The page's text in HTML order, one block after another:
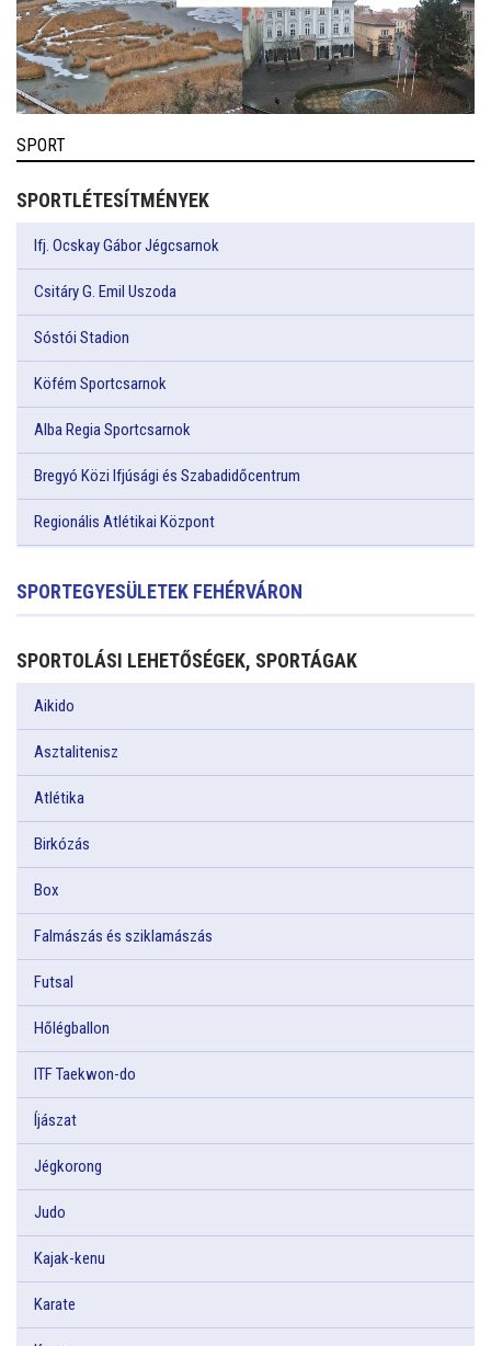
SPORT
SPORTLÉTESÍTMÉNYEK
Ifj. Ocskay Gábor Jégcsarnok
Csitáry G. Emil Uszoda
Sóstói Stadion
Köfém Sportcsarnok
Alba Regia Sportcsarnok
Bregyó Közi Ifjúsági és Szabadidőcentrum
Regionális Atlétikai Központ
SPORTEGYESÜLETEK FEHÉRVÁRON
SPORTOLÁSI LEHETŐSÉGEK, SPORTÁGAK
Aikido
Asztalitenisz
Atlétika
Birkózás
Box
Falmászás és sziklamászás
Futsal
Hőlégballon
ITF Taekwon-do
Íjászat
Jégkorong
Judo
Kajak-kenu
Karate